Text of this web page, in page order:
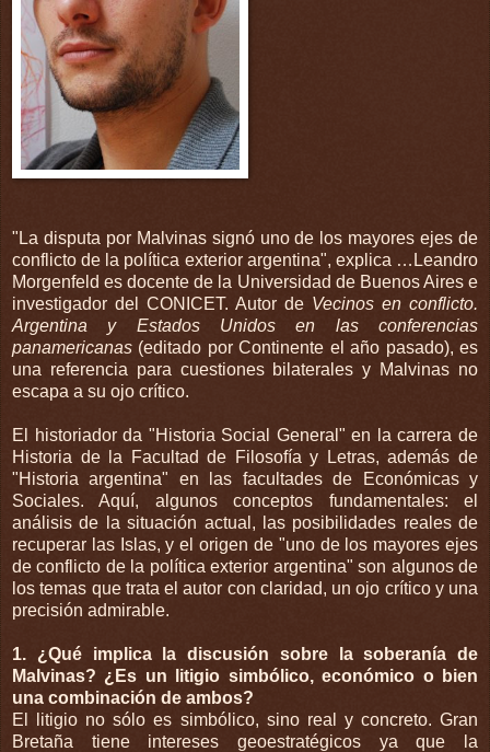
"La disputa por Malvinas signó uno de los mayores ejes de
conflicto de la política exterior argentina", explica … Leandro
Morgenfeld es docente de la Universidad de Buenos Aires e
investigador del CONICET. Autor de Vecinos en conflicto.
Argentina y Estados Unidos en las conferencias
panamericanas (editado por Continente el año pasado), es
una referencia para cuestiones bilaterales y Malvinas no
escapa a su ojo crítico.
El historiador da "Historia Social General" en la carrera de
Historia de la Facultad de Filosofía y Letras, además de
"Historia argentina" en las facultades de Económicas y
Sociales. Aquí, algunos conceptos fundamentales: el
análisis de la situación actual, las posibilidades reales de
recuperar las Islas, y el origen de "uno de los mayores ejes
de conflicto de la política exterior argentina" son algunos de
los temas que trata el autor con claridad, un ojo crítico y una
precisión admirable.
1. ¿Qué implica la discusión sobre la soberanía de
Malvinas? ¿Es un litigio simbólico, económico o bien
una combinación de ambos?
El litigio no sólo es simbólico, sino real y concreto. Gran
Bretaña tiene intereses geoestratégicos ya que la